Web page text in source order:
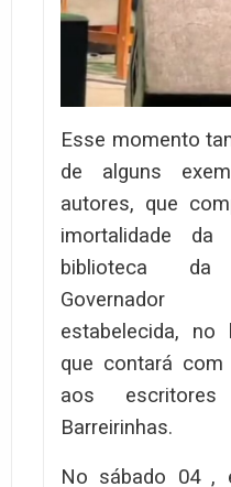
Esse momento
de alguns
autores, que
imortalidade
biblioteca da
Governador
estabelecida, no
que contará com
aos
Barreirinhas.
No sábado 04 ,